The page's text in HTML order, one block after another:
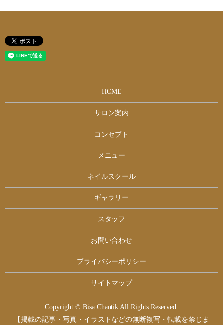
HOME
サロン案内
コンセプト
メニュー
ネイルスクール
ギャラリー
スタッフ
お問い合わせ
プライバシーポリシー
サイトマップ
Copyright © Bisa Chantik All Rights Reserved.
【掲載の記事・写真・イラストなどの無断複写・転載を禁じま